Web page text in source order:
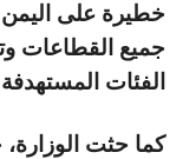
خطيرة على
جميع القطاعات
الفئات
كما حثت الوزارة،